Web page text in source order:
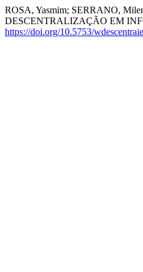
ROSA, Yasmim; SERRANO,
DESCENTRALIZAÇÃO EM
https://doi.org/10.5753/